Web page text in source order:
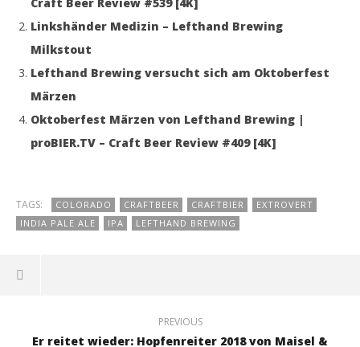
Craft Beer Review #539 [4K]
Linkshänder Medizin – Lefthand Brewing
Milkstout
Lefthand Brewing versucht sich am Oktoberfest
Märzen
Oktoberfest Märzen von Lefthand Brewing |
proBIER.TV – Craft Beer Review #409 [4K]
TAGS: COLORADO CRAFTBEER CRAFTBIER
EXTROVERT
INDIA PALE ALE
IPA LEFTHAND BREWING
PREVIOUS
Er reitet wieder: Hopfenreiter 2018 von Maisel &